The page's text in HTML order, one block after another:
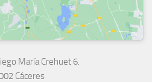
María Crehuet 6.
Cáceres